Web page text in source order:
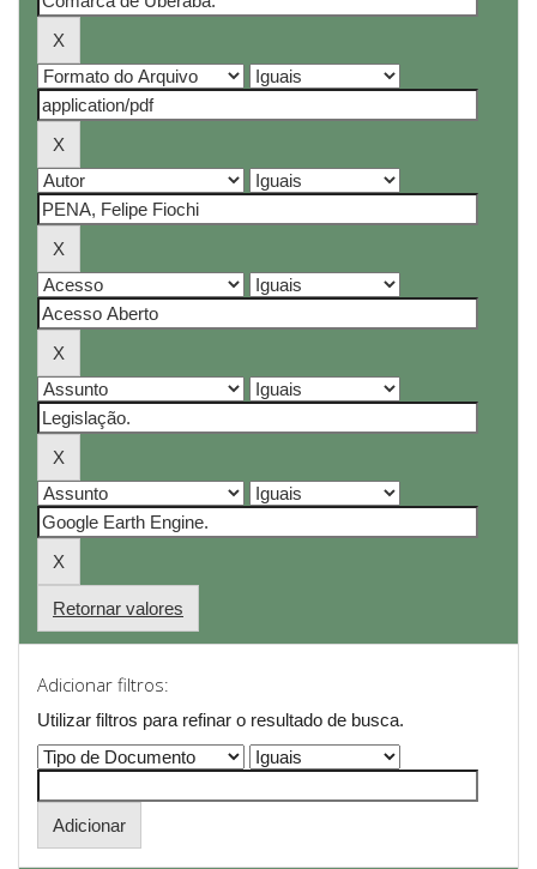
Retornar valores
Adicionar filtros:
Utilizar filtros para refinar o resultado de busca.